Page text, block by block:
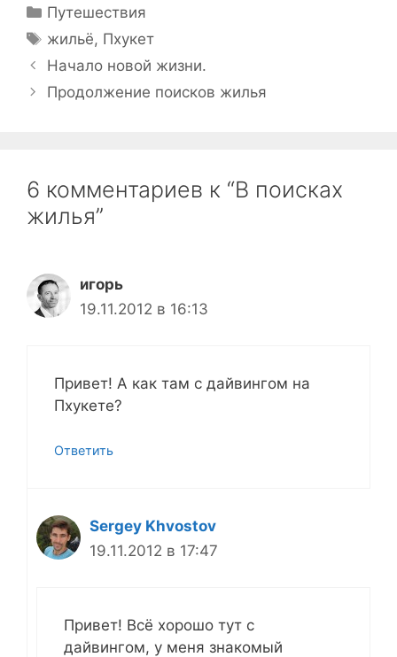
Рубрики
Путешествия
Метки
жильё, Пхукет
Начало новой жизни.
Продолжение поисков жилья
6 комментариев к “В поисках
жилья”
игорь
19.11.2012 в 16:13
Привет! А как там с дайвингом на
Пхукете?
Ответить
Sergey Khvostov
19.11.2012 в 17:47
Привет! Всё хорошо тут с
дайвингом, у меня знакомый